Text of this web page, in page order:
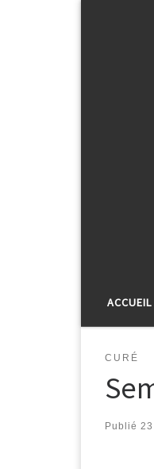
ACCUEIL
CURÉ
Publié